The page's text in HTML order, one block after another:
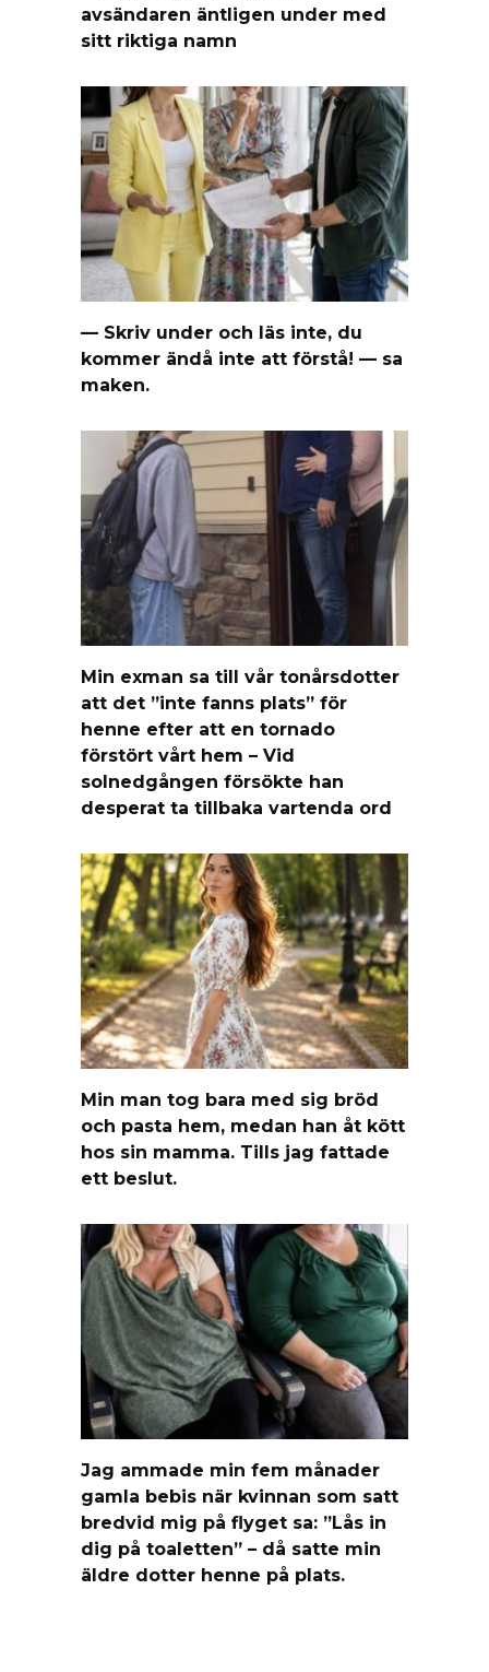
avsändaren äntligen under med
sitt riktiga namn
— Skriv under och läs inte, du
kommer ändå inte att förstå! — sa
maken.
Min exman sa till vår tonårsdotter
att det ”inte fanns plats” för
henne efter att en tornado
förstört vårt hem – Vid
solnedgången försökte han
desperat ta tillbaka vartenda ord
Min man tog bara med sig bröd
och pasta hem, medan han åt kött
hos sin mamma. Tills jag fattade
ett beslut.
Jag ammade min fem månader
gamla bebis när kvinnan som satt
bredvid mig på flyget sa: ”Lås in
dig på toaletten” – då satte min
äldre dotter henne på plats.